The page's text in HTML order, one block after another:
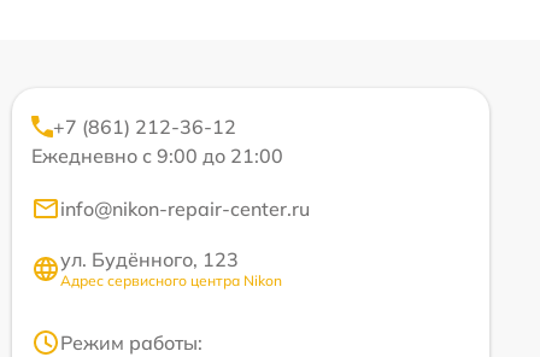
+7 (861) 212-36-12
Ежедневно с 9:00 до 21:00
info@nikon-repair-center.ru
ул. Будённого, 123
Адрес сервисного центра Nikon
Режим работы: